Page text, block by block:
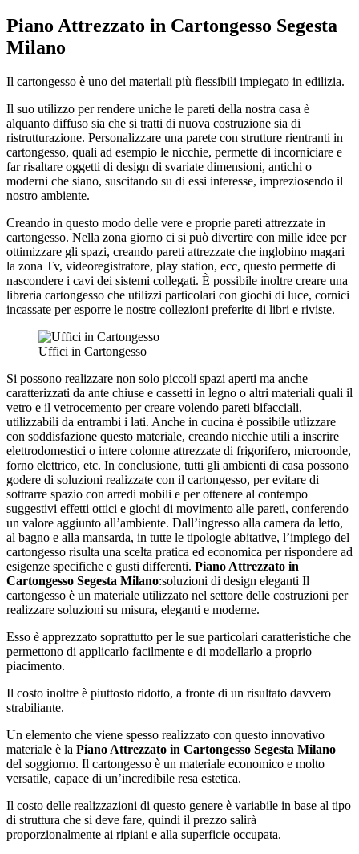
Piano Attrezzato in Cartongesso Segesta
Milano
Il cartongesso è uno dei materiali più flessibili impiegato in edilizia.
Il suo utilizzo per rendere uniche le pareti della nostra casa è
alquanto diffuso sia che si tratti di nuova costruzione sia di
ristrutturazione. Personalizzare una parete con strutture rientranti in
cartongesso, quali ad esempio le nicchie, permette di incorniciare e
far risaltare oggetti di design di svariate dimensioni, antichi o
moderni che siano, suscitando su di essi interesse, impreziosendo il
nostro ambiente.
Creando in questo modo delle vere e proprie pareti attrezzate in
cartongesso. Nella zona giorno ci si può divertire con mille idee per
ottimizzare gli spazi, creando pareti attrezzate che inglobino magari
la zona Tv, videoregistratore, play station, ecc, questo permette di
nascondere i cavi dei sistemi collegati. È possibile inoltre creare una
libreria cartongesso che utilizzi particolari con giochi di luce, cornici
incassate per esporre le nostre collezioni preferite di libri e riviste.
Uffici in Cartongesso
Si possono realizzare non solo piccoli spazi aperti ma anche
caratterizzati da ante chiuse e cassetti in legno o altri materiali quali il
vetro e il vetrocemento per creare volendo pareti bifacciali,
utilizzabili da entrambi i lati. Anche in cucina è possibile utlizzare
con soddisfazione questo materiale, creando nicchie utili a inserire
elettrodomestici o intere colonne attrezzate di frigorifero, microonde,
forno elettrico, etc. In conclusione, tutti gli ambienti di casa possono
godere di soluzioni realizzate con il cartongesso, per evitare di
sottrarre spazio con arredi mobili e per ottenere al contempo
suggestivi effetti ottici e giochi di movimento alle pareti, conferendo
un valore aggiunto all’ambiente. Dall’ingresso alla camera da letto,
al bagno e alla mansarda, in tutte le tipologie abitative, l’impiego del
cartongesso risulta una scelta pratica ed economica per rispondere ad
esigenze specifiche e gusti differenti. Piano Attrezzato in
Cartongesso Segesta Milano:soluzioni di design eleganti Il
cartongesso è un materiale utilizzato nel settore delle costruzioni per
realizzare soluzioni su misura, eleganti e moderne.
Esso è apprezzato soprattutto per le sue particolari caratteristiche che
permettono di applicarlo facilmente e di modellarlo a proprio
piacimento.
Il costo inoltre è piuttosto ridotto, a fronte di un risultato davvero
strabiliante.
Un elemento che viene spesso realizzato con questo innovativo
materiale è la Piano Attrezzato in Cartongesso Segesta Milano
del soggiorno. Il cartongesso è un materiale economico e molto
versatile, capace di un’incredibile resa estetica.
Il costo delle realizzazioni di questo genere è variabile in base al tipo
di struttura che si deve fare, quindi il prezzo salirà
proporzionalmente ai ripiani e alla superficie occupata.